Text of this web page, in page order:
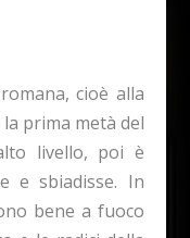
cioè alla
prima metà del
livello, poi è
e sbiadisse. In
bene a fuoco